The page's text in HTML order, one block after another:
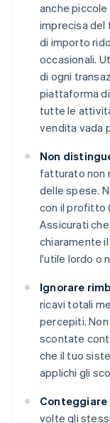
anche
imprecisa del
di importo
occasionali.
di ogni
piattaforma
tutte le
vendita vada
Non
fatturato non
delle spese.
con il profitto
Assicurati
chiaramente
l'utile lordo o
Ignorare
ricavi totali
percepiti.
scontate
che il tuo
applichi gli
Conteggiare
volte gli